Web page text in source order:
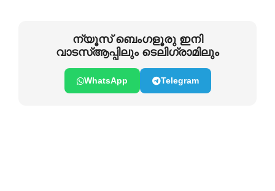
ന്യൂസ് ബെംഗളൂരു ഇനി
വാടസ്ആപ്പിലും ടെലിഗ്രാമിലും
WhatsApp Telegram